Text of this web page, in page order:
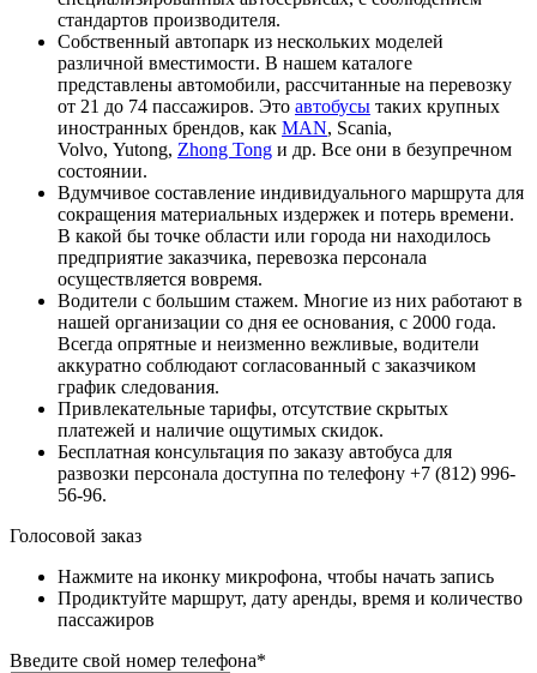
стандартов производителя.
Собственный автопарк из нескольких моделей
различной вместимости. В нашем каталоге
представлены автомобили, рассчитанные на перевозку
от 21 до 74 пассажиров. Это автобусы таких крупных
иностранных брендов, как MAN, Scania,
Volvo, Yutong, Zhong Tong и др. Все они в безупречном
состоянии.
Вдумчивое составление индивидуального маршрута для
сокращения материальных издержек и потерь времени.
В какой бы точке области или города ни находилось
предприятие заказчика, перевозка персонала
осуществляется вовремя.
Водители с большим стажем. Многие из них работают в
нашей организации со дня ее основания, с 2000 года.
Всегда опрятные и неизменно вежливые, водители
аккуратно соблюдают согласованный с заказчиком
график следования.
Привлекательные тарифы, отсутствие скрытых
платежей и наличие ощутимых скидок.
Бесплатная консультация по заказу автобуса для
развозки персонала доступна по телефону +7 (812) 996-
56-96.
Голосовой заказ
Нажмите на иконку микрофона, чтобы начать запись
Продиктуйте маршрут, дату аренды, время и количество
пассажиров
Введите свой номер телефона*